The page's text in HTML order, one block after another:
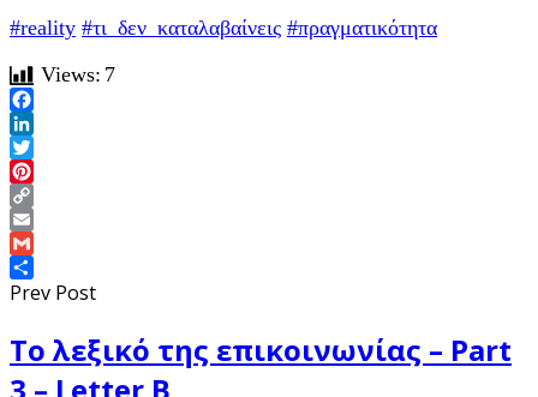
#reality #τι_δεν_καταλαβαίνεις #πραγματικότητα
Views: 7
Facebook
LinkedIn
Twitter
Pinterest
Copy
Link
Email
Gmail
Share
Prev Post
Το λεξικό της επικοινωνίας – Part
3 – Letter B